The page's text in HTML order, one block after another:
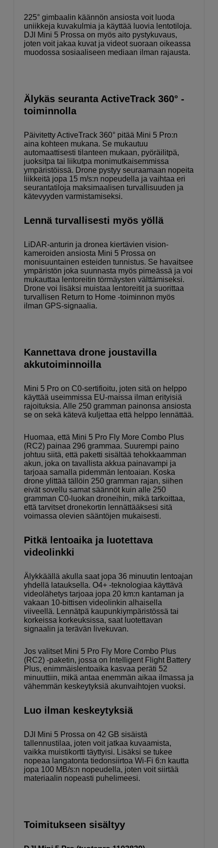
225° gimbaalin käännön ansiosta voit luoda
uniikkeja kuvakulmia ja käyttää luovia lentotiloja.
DJI Mini 5 Prossa on myös aito pystykuvaus,
joten voit jakaa kuvat ja videot suoraan oikeassa
muodossa sosiaaliseen mediaan ilman rajausta.
Älykäs seuranta ActiveTrack 360° -
toiminnolla
Päivitetty ActiveTrack 360° pitää Mini 5 Pro:n
aina kohteen mukana. Se mukautuu
automaattisesti tilanteen mukaan, pyöräilitpä,
juoksitpa tai liikutpa monimutkaisemmissa
ympäristöissä. Drone pystyy seuraamaan nopeita
liikkeitä jopa 15 m/s:n nopeudella ja vaihtaa eri
seurantatiloja maksimaalisen turvallisuuden ja
kätevyyden varmistamiseksi.
Lennä turvallisesti myös yöllä
LiDAR-anturin ja dronea kiertävien vision-
kameroiden ansiosta Mini 5 Prossa on
monisuuntainen esteiden tunnistus. Se havaitsee
ympäristön joka suunnasta myös pimeässä ja voi
mukauttaa lentoreitin törmäysten välttämiseksi.
Drone voi lisäksi muistaa lentoreitit ja suorittaa
turvallisen Return to Home -toiminnon myös
ilman GPS-signaalia.
Kannettava drone joustavilla
akkutoiminnoilla
Mini 5 Pro on C0-sertifioitu, joten sitä on helppo
käyttää useimmissa EU-maissa ilman erityisiä
rajoituksia. Alle 250 gramman painonsa ansiosta
se on sekä kätevä kuljettaa että helppo lennättää.
Huomaa, että Mini 5 Pro Fly More Combo Plus
(RC2) painaa 296 grammaa. Suurempi paino
johtuu siitä, että paketti sisältää tehokkaamman
akun, joka on tavallista akkua painavampi ja
tarjoaa samalla pidemmän lentoaian. Koska
drone ylittää tällöin 250 gramman rajan, siihen
eivät sovellu samat säännöt kuin alle 250
gramman C0-luokan droneihin, mikä tarkoittaa,
että tarvitset dronekortin lennättääksesi sitä
voimassa olevien sääntöjen mukaisesti.
Pitkä lentoaika ja luotettava
videolinkki
Älykkäällä akulla saat jopa 36 minuutin lentoajan
yhdellä latauksella. O4+ -teknologiaa käyttävä
videolähetys tarjoaa jopa 20 km:n kantaman ja
vakaan 10-bittisen videolinkin alhaisella
viiveellä. Lennätpä kaupunkiympäristössä tai
korkeissa korkeuksissa, saat luotettavan
signaalin ja terävän livekuvan.
Jos valitset Mini 5 Pro Fly More Combo Plus
(RC2) -paketin, jossa on Intelligent Flight Battery
Plus, enimmäislentoaika kasvaa peräti 52
minuuttiin, mikä antaa enemmän aikaa ilmassa ja
vähemmän keskeytyksiä akunvaihtojen vuoksi.
Luo ilman keskeytyksiä
DJI Mini 5 Prossa on 42 GB sisäistä
tallennustilaa, joten voit jatkaa kuvaamista,
vaikka muistikortti täyttyisi. Lisäksi se tukee
nopeaa langatonta tiedonsiirtoa Wi-Fi 6:n kautta
jopa 100 MB/s:n nopeudella, joten voit siirtää
materiaalin nopeasti puhelimeesi.
Toimitukseen sisältyy